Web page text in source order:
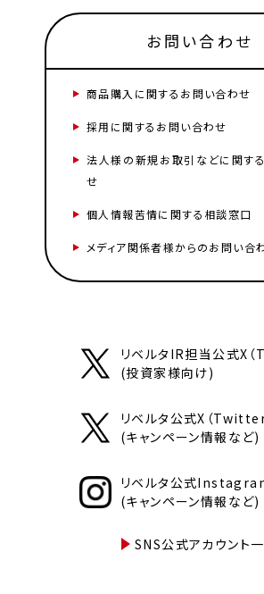
お問い合わせ
商品購入に関するお問い合わせ
採用に関するお問い合わせ
法人様の新規お取引などに関す
せ
個人情報苦情に関する相談窓口
メディア関係者様からのお問い合
リベルタIR担当公式X
(投資家様向け)
リベルタ公式X（Twitter
(キャンペーン情報など)
リベルタ公式
(キャンペーン情報など)
SNS公式アカウント